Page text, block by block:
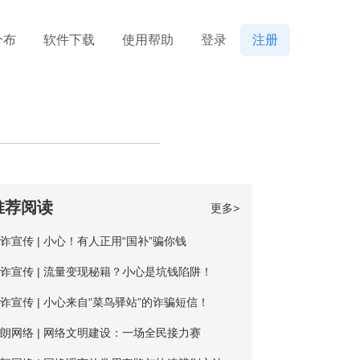
布 软件下载 使用帮助 登录 注册
荐阅读 更多>
宣传 | 小心！有人正用“国补”骗你钱
宣传 | 流量变现秘籍？小心是坑钱陷阱！
宣传 | 小心来自“菜鸟驿站”的诈骗短信！
网络 | 网络文明建设：一场全民接力赛